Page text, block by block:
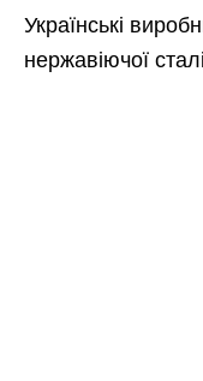
Українські
нержавіючої